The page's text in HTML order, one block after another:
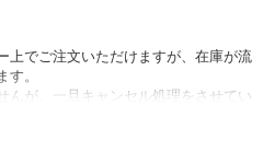
上でご注文いただけますが、在庫が流
。
んが、一旦キャンセル処理をさせてい